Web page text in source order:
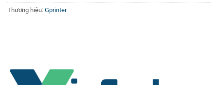
sự tương thích mạnh mẽ với nhiều phần mềm là thiết bị
Thương hiệu: Gprinter